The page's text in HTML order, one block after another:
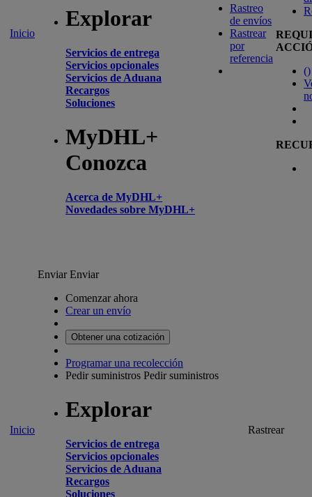
Inicio
Explorar
Servicios de entrega
Servicios opcionales
Servicios de Aduana
Recargos
Soluciones
MyDHL+
Conozca
Acerca de MyDHL+
Novedades sobre MyDHL+
Rastreo
de envíos
Rastrear
por
referencia
()
Inicio
EnviarEnviar
Comenzar ahora
Crear un envío
Obtener una cotización
Programar una recolección
Pedir suministros Pedir suministros
Explorar
Servicios de entrega
Servicios opcionales
Servicios de Aduana
Recargos
Soluciones
Rastrear